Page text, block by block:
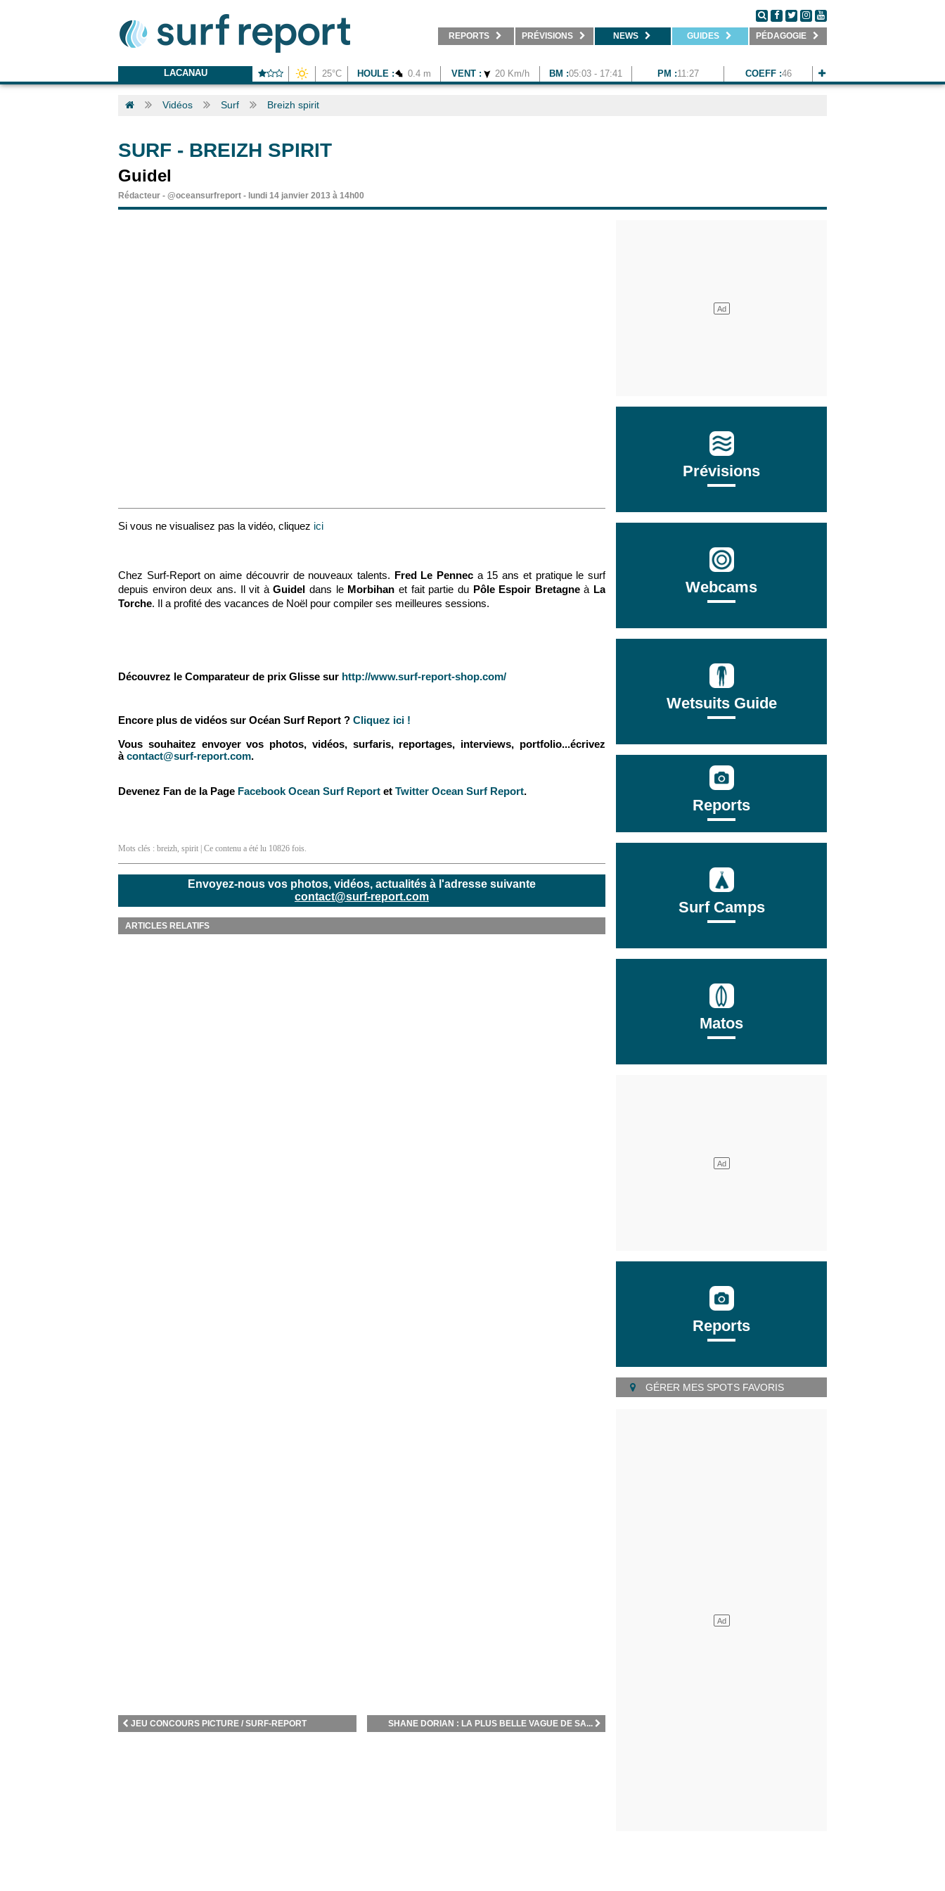
REPORTS PRÉVISIONS NEWS GUIDES PÉDAGOGIE
LACANAU 25°C HOULE : 0.4 m VENT : 20 Km/h BM :05:03 - 17:41 PM :11:27 COEFF :46
Vidéos Surf Breizh spirit
SURF - BREIZH SPIRIT
Guidel
Rédacteur - @oceansurfreport - lundi 14 janvier 2013 à 14h00
Si vous ne visualisez pas la vidéo, cliquez ici
Chez Surf-Report on aime découvrir de nouveaux talents. Fred Le Pennec a 15 ans et pratique le surf
depuis environ deux ans. Il vit àGuideldans le Morbihan et fait partie du Pôle Espoir Bretagneà La
Torche. Il a profité des vacances de Noël pour compiler ses meilleures sessions.
Découvrez le Comparateur de prix Glisse sur http://www.surf-report-shop.com/
Encore plus de vidéos sur Océan Surf Report ? Cliquez ici !
Vous souhaitez envoyer vos photos, vidéos, surfaris, reportages, interviews, portfolio...écrivez
à contact@surf-report.com.
Devenez Fan de la Page Facebook Ocean Surf Report et Twitter Ocean Surf Report.
Mots clés : breizh, spirit | Ce contenu a été lu 10826 fois.
Envoyez-nous vos photos, vidéos, actualités à l'adresse suivante
contact@surf-report.com
ARTICLES RELATIFS
SHANE DORIAN : LA PLUS BELLE VAGUE DE SA...
JEU CONCOURS PICTURE / SURF-REPORT
Prévisions
Webcams
Wetsuits Guide
Reports
Surf Camps
Matos
Reports
GÉRER MES SPOTS FAVORIS